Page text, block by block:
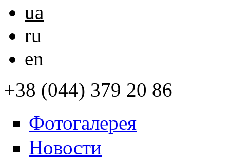
ua
ru
en
+38 (044) 379 20 86
Фотогалерея
Новости